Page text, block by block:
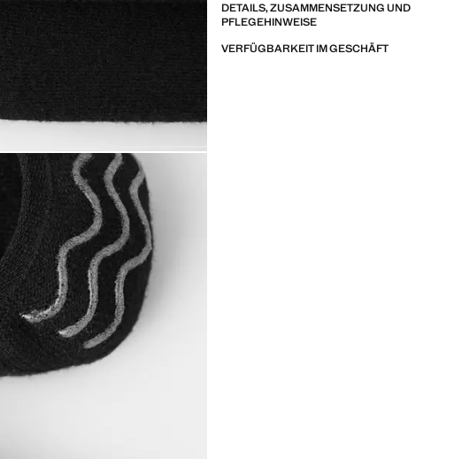
DETAILS, ZUSAMMENSETZUNG UND
PFLEGEHINWEISE
VERFÜGBARKEIT IM GESCHÄFT